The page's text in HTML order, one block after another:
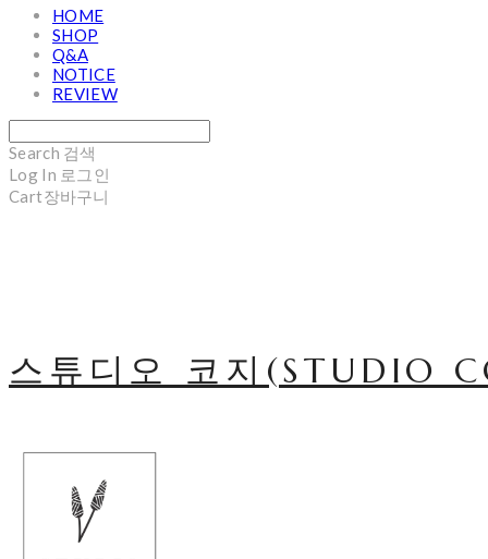
HOME
SHOP
Q&A
NOTICE
REVIEW
Search 검색
Log In 로그인
Cart장바구니
스튜디오 코지(STUDIO